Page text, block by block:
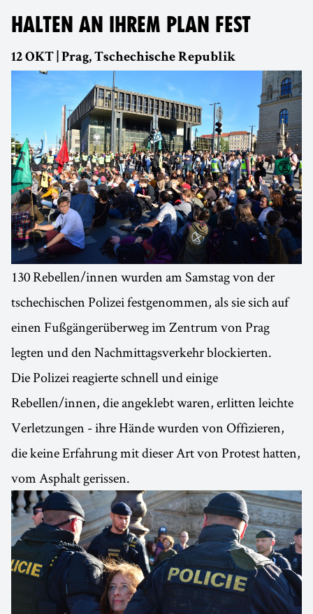
HALTEN AN IHREM PLAN FEST
12 OKT | Prag, Tschechische Republik
130 Rebellen/innen wurden am Samstag von der
tschechischen Polizei festgenommen, als sie sich auf
einen Fußgängerüberweg im Zentrum von Prag
legten und den Nachmittagsverkehr blockierten.
Die Polizei reagierte schnell und einige
Rebellen/innen, die angeklebt waren, erlitten leichte
Verletzungen - ihre Hände wurden von Offizieren,
die keine Erfahrung mit dieser Art von Protest hatten,
vom Asphalt gerissen.